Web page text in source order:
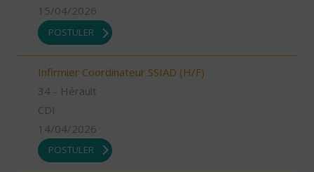
15/04/2026
POSTULER
Infirmier Coordinateur SSIAD (H/F)
34 - Hérault
CDI
14/04/2026
POSTULER